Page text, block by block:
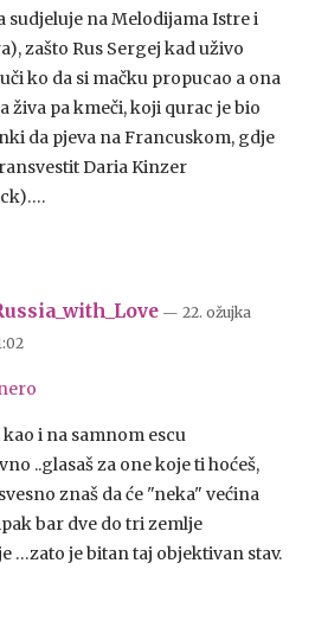
sudjeluje na Melodijama Istre i
zašto Rus Sergej kad uživo
ko da si mačku propucao a ona
živa pa kmeči, koji qurac je bio
da pjeva na Francuskom, gdje
Daria Kinzer
— 22. ožujka
i na samnom escu
..glasaš za one koje ti hoćeš,
znaš da će "neka" većina
bar dve do tri zemlje
…zato je bitan taj objektivan stav.